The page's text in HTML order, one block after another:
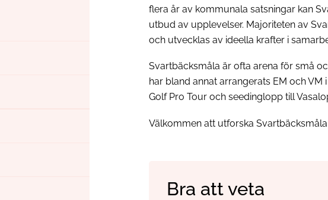
flera år av kommunala satsningar kan
utbud av upplevelser. Majoriteten av
och utvecklas av ideella krafter i
Svartbäcksmåla är ofta arena för små
har bland annat arrangerats EM och VM
Golf Pro Tour och seedinglopp till
Välkommen att utforska
Bra att veta